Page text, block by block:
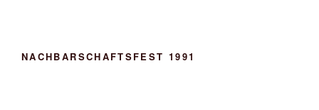
NACHBARSCHAFTSFEST 1991